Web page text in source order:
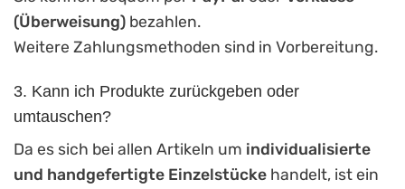
(Überweisung) bezahlen.
Weitere Zahlungsmethoden sind in Vorbereitung.
3. Kann ich Produkte zurückgeben oder
umtauschen?
Da es sich bei allen Artikeln um individualisierte
und handgefertigte Einzelstücke handelt, ist ein